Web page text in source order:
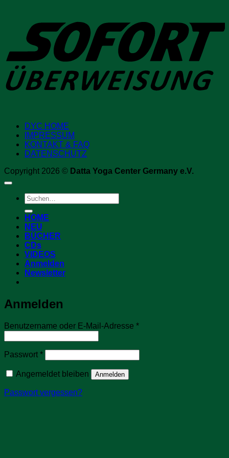
DYC HOME
IMPRESSUM
KONTAKT & FAQ
DATENSCHUTZ
Copyright 2026 © Datta Yoga Center Germany e.V.
Suchen
nach:
HOME
NEU
BÜCHER
CDs
VIDEOS
Anmelden
Newsletter
Anmelden
Benutzername oder E-Mail-Adresse *Erforderlich
Passwort *Erforderlich
Angemeldet bleiben Anmelden
Passwort vergessen?